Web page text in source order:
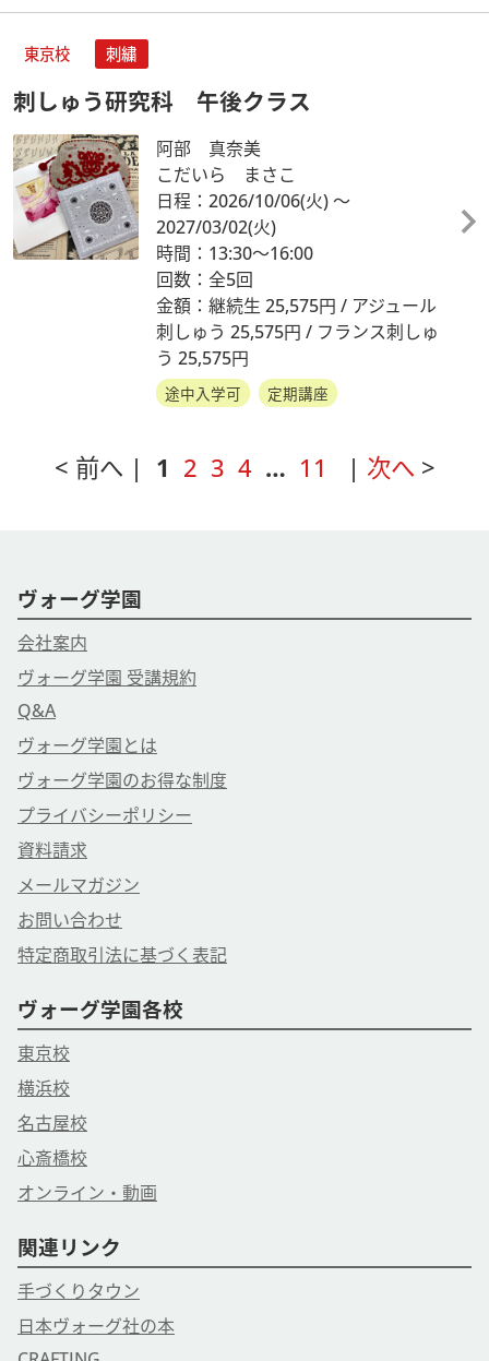
東京校 刺繍
刺しゅう研究科 午後クラス
阿部 真奈美
こだいら まさこ
日程：2026/10/06(火)～
2027/03/02(火)
時間：13:30～16:00
回数：全5回
金額：継続生 25,575円 / アジュール
刺しゅう 25,575円 / フランス刺しゅ
う 25,575円
途中入学可 定期講座
< 前へ | 1 2 3 4 … 11 | 次へ >
ヴォーグ学園
会社案内
ヴォーグ学園 受講規約
Q&A
ヴォーグ学園とは
ヴォーグ学園のお得な制度
プライバシーポリシー
資料請求
メールマガジン
お問い合わせ
特定商取引法に基づく表記
ヴォーグ学園各校
東京校
横浜校
名古屋校
心斎橋校
オンライン・動画
関連リンク
手づくりタウン
日本ヴォーグ社の本